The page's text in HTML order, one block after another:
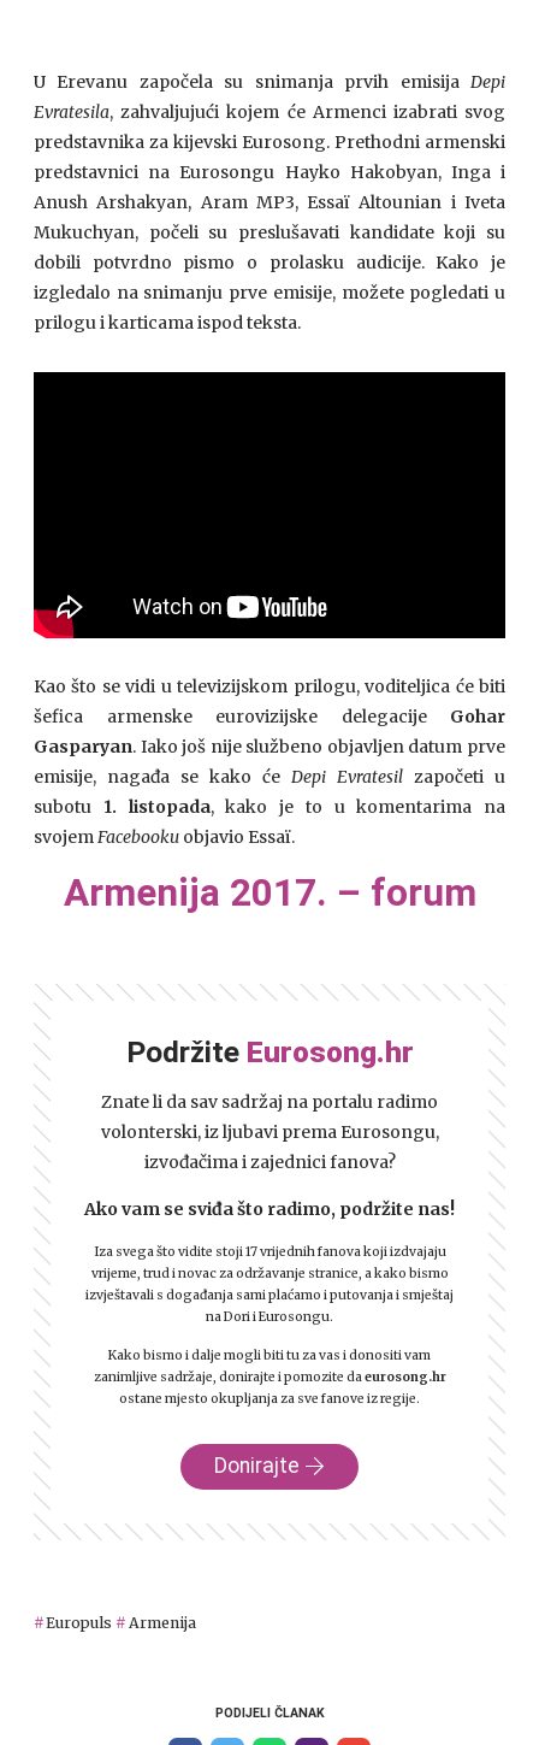
U Erevanu započela su snimanja prvih emisija Depi
Evratesila, zahvaljujući kojem će Armenci izabrati svog
predstavnika za kijevski Eurosong. Prethodni armenski
predstavnici na Eurosongu Hayko Hakobyan, Inga i
Anush Arshakyan, Aram MP3, Essaï Altounian i Iveta
Mukuchyan, počeli su preslušavati kandidate koji su
dobili potvrdno pismo o prolasku audicije. Kako je
izgledalo na snimanju prve emisije, možete pogledati u
prilogu i karticama ispod teksta.
Kao što se vidi u televizijskom prilogu, voditeljica će biti
šefica armenske eurovizijske delegacije Gohar
Gasparyan. Iako još nije službeno objavljen datum prve
emisije, nagađa se kako će Depi Evratesil započeti u
subotu 1. listopada, kako je to u komentarima na
svojem Facebooku objavio Essaï.
Armenija 2017. – forum
Podržite Eurosong.hr
Znate li da sav sadržaj na portalu radimo
volonterski, iz ljubavi prema Eurosongu,
izvođačima i zajednici fanova?
Ako vam se sviđa što radimo, podržite nas!
Iza svega što vidite stoji 17 vrijednih fanova koji izdvajaju
vrijeme, trud i novac za održavanje stranice, a kako bismo
izvještavali s događanja sami plaćamo i putovanja i smještaj
na Dori i Eurosongu.
Kako bismo i dalje mogli biti tu za vas i donositi vam
zanimljive sadržaje, donirajte i pomozite da eurosong.hr
ostane mjesto okupljanja za sve fanove iz regije.
Donirajte
Europuls Armenija
PODIJELI ČLANAK